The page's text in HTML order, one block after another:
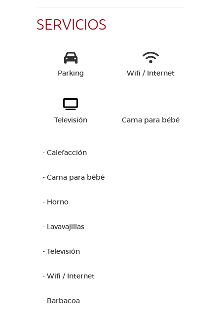
SERVICIOS
Parking Wifi / Internet
Televisión Cama para bébé
- Calefacción
- Cama para bébé
- Horno
- Lavavajillas
- Televisión
- Wifi / Internet
- Barbacoa